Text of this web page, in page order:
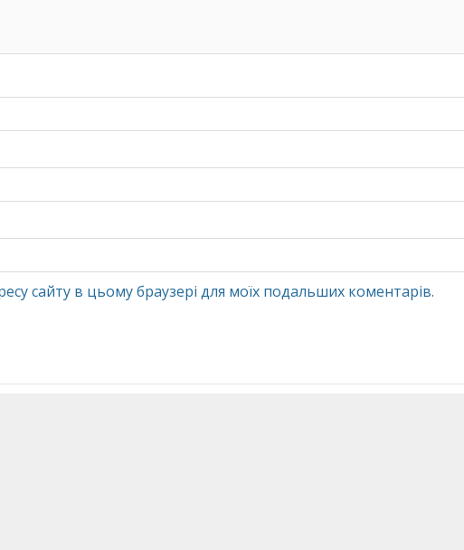
сайту в цьому браузері для моїх подальших коментарів.